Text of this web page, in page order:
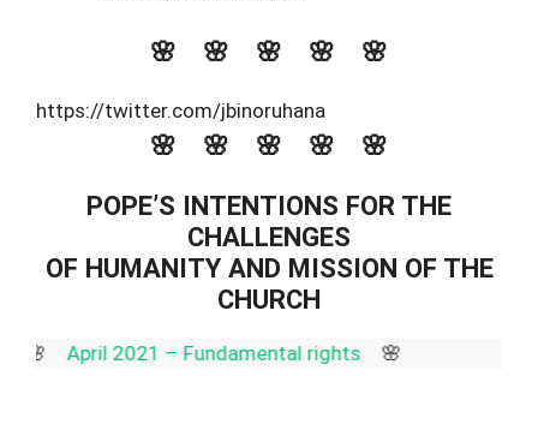
🌸 🌸 🌸 🌸 🌸
https://twitter.com/jbinoruhana
🌸 🌸 🌸 🌸 🌸
POPE’S INTENTIONS FOR THE
CHALLENGES
OF HUMANITY AND MISSION OF THE
CHURCH
2021 – Fundamental rights🌸